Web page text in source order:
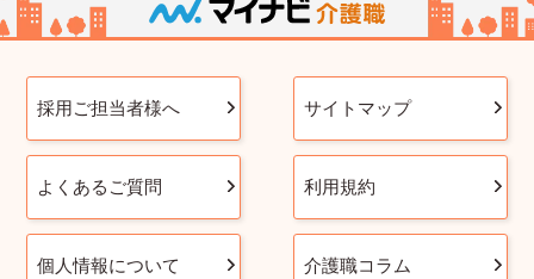
採用ご担当者様へ サイトマップ
よくあるご質問 利用規約
個人情報について 介護職コラム